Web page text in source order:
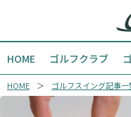
HOME ゴルフクラブ
HOME ゴルフスイング記事一